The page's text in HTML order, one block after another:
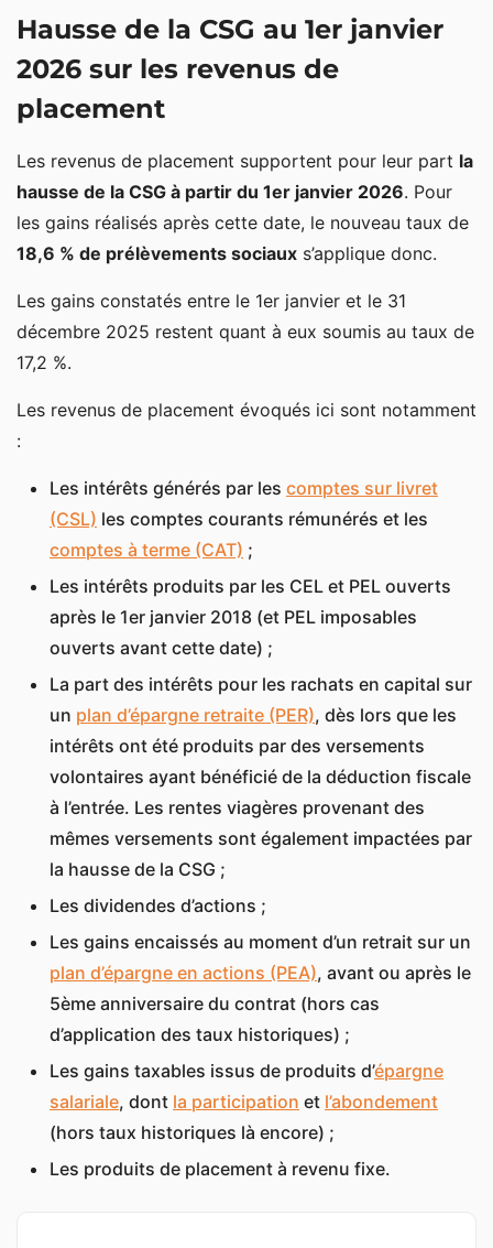
Hausse de la CSG au 1er janvier
2026 sur les revenus de
placement
Les revenus de placement supportent pour leur part la
hausse de la CSG à partir du 1er janvier 2026. Pour
les gains réalisés après cette date, le nouveau taux de
18,6 % de prélèvements sociaux s’applique donc.
Les gains constatés entre le 1er janvier et le 31
décembre 2025 restent quant à eux soumis au taux de
17,2 %.
Les revenus de placement évoqués ici sont notamment
:
Les intérêts générés par les comptes sur livret
(CSL) les comptes courants rémunérés et les
comptes à terme (CAT) ;
Les intérêts produits par les CEL et PEL ouverts
après le 1er janvier 2018 (et PEL imposables
ouverts avant cette date) ;
La part des intérêts pour les rachats en capital sur
un plan d’épargne retraite (PER), dès lors que les
intérêts ont été produits par des versements
volontaires ayant bénéficié de la déduction fiscale
à l’entrée. Les rentes viagères provenant des
mêmes versements sont également impactées par
la hausse de la CSG ;
Les dividendes d’actions ;
Les gains encaissés au moment d’un retrait sur un
plan d’épargne en actions (PEA), avant ou après le
5ème anniversaire du contrat (hors cas
d’application des taux historiques) ;
Les gains taxables issus de produits d’épargne
salariale, dont la participation et l’abondement
(hors taux historiques là encore) ;
Les produits de placement à revenu fixe.